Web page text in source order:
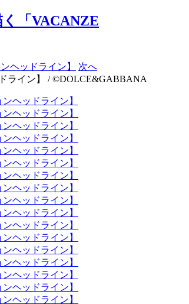
「VACANZE
次へ
ライン】 / ©DOLCE&GABBANA